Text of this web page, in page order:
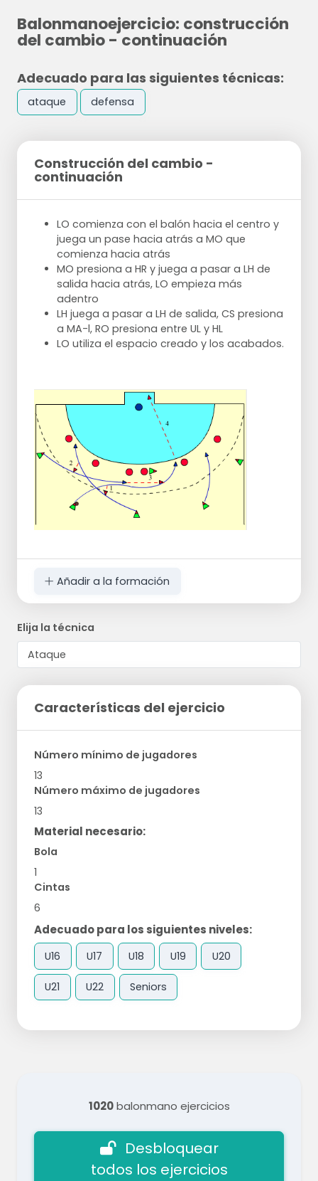
Balonmanoejercicio: construcción
del cambio - continuación
Adecuado para las siguientes técnicas:
ataque defensa
Construcción del cambio -
continuación
LO comienza con el balón hacia el centro y
juega un pase hacia atrás a MO que
comienza hacia atrás
MO presiona a HR y juega a pasar a LH de
salida hacia atrás, LO empieza más
adentro
LH juega a pasar a LH de salida, CS presiona
a MA-l, RO presiona entre UL y HL
LO utiliza el espacio creado y los acabados.
Añadir a la formación
Elija la técnica
Características del ejercicio
Número mínimo de jugadores
13
Número máximo de jugadores
13
Material necesario:
Bola
1
Cintas
6
Adecuado para los siguientes niveles:
U16 U17 U18 U19 U20
U21 U22 Seniors
1020balonmano ejercicios
Desbloquear
todos los ejercicios